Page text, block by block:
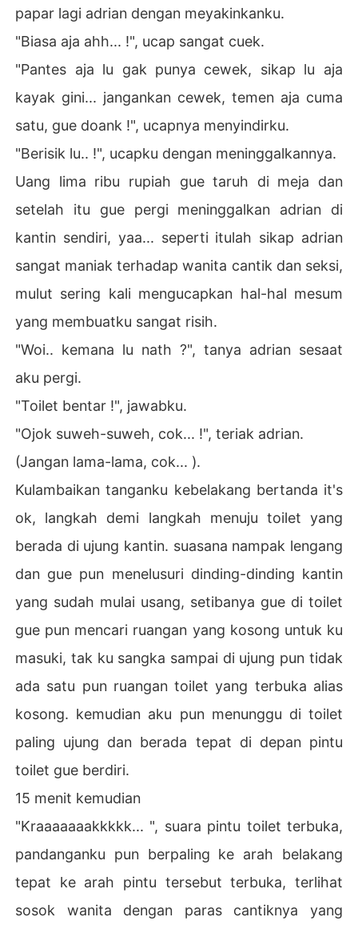
papar lagi adrian dengan meyakinkanku.
"Biasa aja ahh... !", ucap sangat cuek.
"Pantes aja lu gak punya cewek, sikap lu aja
kayak gini... jangankan cewek, temen aja cuma
satu, gue doank !", ucapnya menyindirku.
"Berisik lu.. !", ucapku dengan meninggalkannya.
Uang lima ribu rupiah gue taruh di meja dan
setelah itu gue pergi meninggalkan adrian di
kantin sendiri, yaa... seperti itulah sikap adrian
sangat maniak terhadap wanita cantik dan seksi,
mulut sering kali mengucapkan hal-hal mesum
yang membuatku sangat risih.
"Woi.. kemana lu nath ?", tanya adrian sesaat
aku pergi.
"Toilet bentar !", jawabku.
"Ojok suweh-suweh, cok... !", teriak adrian.
(Jangan lama-lama, cok... ).
Kulambaikan tanganku kebelakang bertanda it's
ok, langkah demi langkah menuju toilet yang
berada di ujung kantin. suasana nampak lengang
dan gue pun menelusuri dinding-dinding kantin
yang sudah mulai usang, setibanya gue di toilet
gue pun mencari ruangan yang kosong untuk ku
masuki, tak ku sangka sampai di ujung pun tidak
ada satu pun ruangan toilet yang terbuka alias
kosong. kemudian aku pun menunggu di toilet
paling ujung dan berada tepat di depan pintu
toilet gue berdiri.
15 menit kemudian
"Kraaaaaaakkkkk... ", suara pintu toilet terbuka,
pandanganku pun berpaling ke arah belakang
tepat ke arah pintu tersebut terbuka, terlihat
sosok wanita dengan paras cantiknya yang